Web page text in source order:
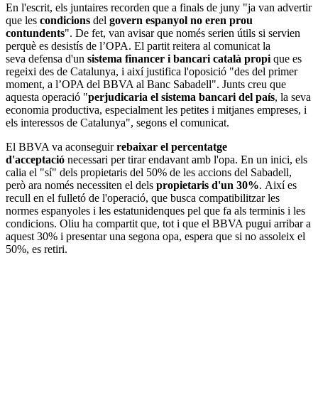
En l'escrit, els juntaires recorden que a finals de juny "ja van advertir
que les condicions del govern espanyol no eren prou
contundents". De fet, van avisar que només serien útils si servien
perquè es desistís de l’OPA. El partit reitera al comunicat la
seva defensa d'un sistema financer i bancari català propi que es
regeixi des de Catalunya, i així justifica l'oposició "des del primer
moment, a l’OPA del BBVA al Banc Sabadell". Junts creu que
aquesta operació "perjudicaria el sistema bancari del país, la seva
economia productiva, especialment les petites i mitjanes empreses, i
els interessos de Catalunya", segons el comunicat.
El BBVA va aconseguirrebaixar el percentatge
d'acceptació necessari per tirar endavant amb l'opa. En un inici, els
calia el "sí" dels propietaris del 50% de les accions del Sabadell,
però ara només necessiten el dels propietaris d'un 30%. Així es
recull en el fulletó de l'operació, que busca compatibilitzar les
normes espanyoles i les estatunidenques pel que fa als terminis i les
condicions. Oliu ha compartit que, tot i que el BBVA pugui arribar a
aquest 30% i presentar una segona opa, espera que si no assoleix el
50%, es retiri.